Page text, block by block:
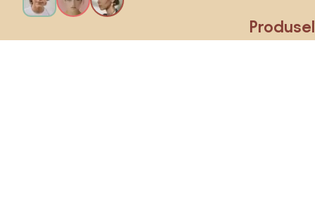
Produse